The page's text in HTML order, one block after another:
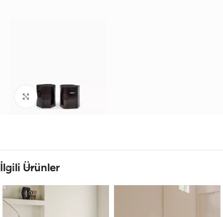
Büyütmek için tıklayın
İlgili Ürünler